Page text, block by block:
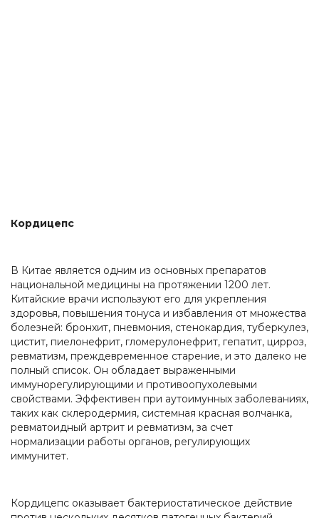
Кордицепс
В Китае является одним из основных препаратов
национальной медицины на протяжении 1200 лет.
Китайские врачи используют его для укрепления
здоровья, повышения тонуса и избавления от множества
болезней: бронхит, пневмония, стенокардия, туберкулез,
цистит, пиелонефрит, гломерулонефрит, гепатит, цирроз,
ревматизм, преждевременное старение, и это далеко не
полный список. Он обладает выраженными
иммунорегулирующими и противоопухолевыми
свойствами. Эффективен при аутоимунных заболеваниях,
таких как склеродермия, системная красная волчанка,
ревматоидный артрит и ревматизм, за счет
нормализации работы органов, регулирующих
иммунитет.
Кордицепс оказывает бактериостатическое действие